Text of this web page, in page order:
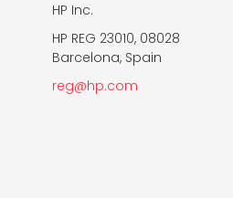
HP Inc.
HP REG 23010, 08028
Barcelona, Spain
reg@hp.com